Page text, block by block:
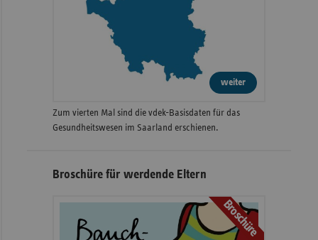
weiter
Zum vierten Mal sind die vdek-Basisdaten für das
Gesundheitswesen im Saarland erschienen.
Broschüre für werdende Eltern
Broschüre